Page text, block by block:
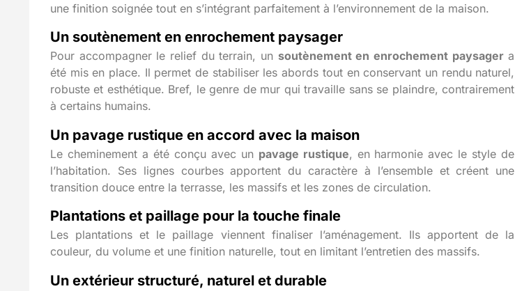
une finition soignée tout en s’intégrant parfaitement à l’environnement de la maison.
Un soutènement en enrochement paysager
Pour accompagner le relief du terrain, un soutènement en enrochement paysagera
été mis en place. Il permet de stabiliser les abords tout en conservant un rendu naturel,
robuste et esthétique. Bref, le genre de mur qui travaille sans se plaindre, contrairement
à certains humains.
Un pavage rustique en accord avec la maison
Le cheminement a été conçu avec un pavage rustique, en harmonie avec le style de
l’habitation. Ses lignes courbes apportent du caractère à l’ensemble et créent une
transition douce entre la terrasse, les massifs et les zones de circulation.
Plantations et paillage pour la touche finale
Les plantations et le paillage viennent finaliser l’aménagement. Ils apportent de la
couleur, du volume et une finition naturelle, tout en limitant l’entretien des massifs.
Un extérieur structuré, naturel et durable